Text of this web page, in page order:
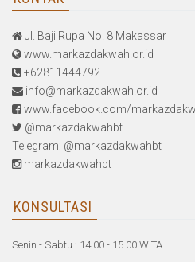
Jl. Baji Rupa No. 8 Makassar
www.markazdakwah.or.id
+62811444792
info@markazdakwah.or.id
www.facebook.com/
@markazdakwahbt
Telegram: @markazdakwahbt
markazdakwahbt
KONSULTASI
Senin - Sabtu : 14.00 - 15.00 WITA